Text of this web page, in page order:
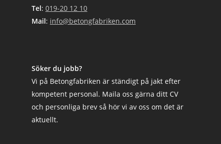
Tel: 019-20 12 10
Mail: info@betongfabriken.com
Söker du jobb?
Vi på Betongfabriken är ständigt på jakt efter
kompetent personal. Maila oss gärna ditt CV
och personliga brev så hör vi av oss om det är
aktuellt.